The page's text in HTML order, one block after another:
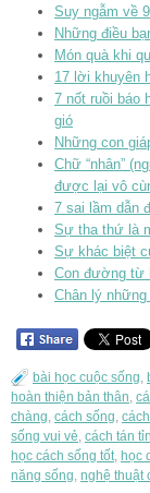
Suy ngẫm về
Những điều
Món quà khi
17 lời khuyên
7 nốt ruồi báo
gió
Những con
Chữ “nhân”
được lại vô
7 sai lầm dẫn
Sự tha thứ là
Sự khác biệt
Con đường từ
Chân lý những
bài học cuộc sống,
hoàn thiện bản thân,
chàng, cách sống,
sống vui vẻ, cách tán
học cách sống tốt, học
năng sống, nghệ thuật